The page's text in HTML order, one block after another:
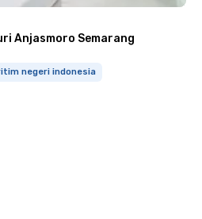
Anjasmoro Semarang
negeri indonesia